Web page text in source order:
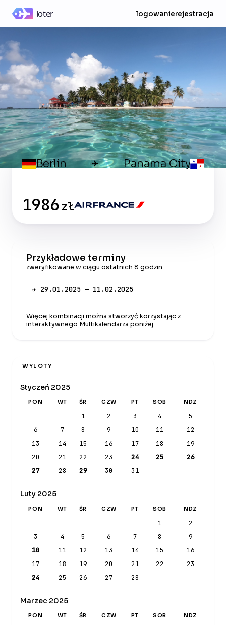
logowanierejestracja
Berlin ✈ Panama City
1986 zł
Przykładowe terminy
zweryfikowane w ciągu ostatnich 8 godzin
✈ 29.01.2025 — 11.02.2025
Więcej kombinacji można stworzyć korzystając z
interaktywnego Multikalendarza poniżej
WYLOTY
Styczeń 2025
PON WT ŚR CZW PT SOB NDZ
1 2 3 4
5
6
7 8 9 10 11
12
13
14 15 16 17 18
19
20
21 22 23 24 25
26
27
28 29 30 31
Luty 2025
PON WT ŚR CZW PT SOB NDZ
1
2
3
4 5 6 7 8
9
10
11 12 13 14 15
16
17
18 19 20 21 22
23
24
25 26 27 28
Marzec 2025
PON WT ŚR CZW PT SOB NDZ